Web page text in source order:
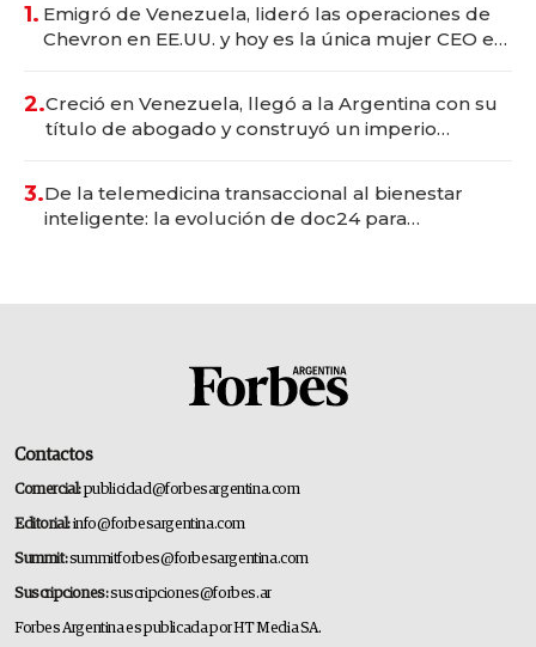
1. Emigró de Venezuela, lideró las operaciones de
Chevron en EE.UU. y hoy es la única mujer CEO en
2.Creció en Venezuela, llegó a la Argentina con su
título de abogado y construyó un imperio
3.De la telemedicina transaccional al bienestar
inteligente: la evolución de doc24 para
Contactos
Comercial:publicidad@forbesargentina.com
Editorial:info@forbesargentina.com
Summit:summitforbes@forbesargentina.com
Suscripciones:suscripciones@forbes.ar
Forbes Argentina es publicada por HT Media SA.